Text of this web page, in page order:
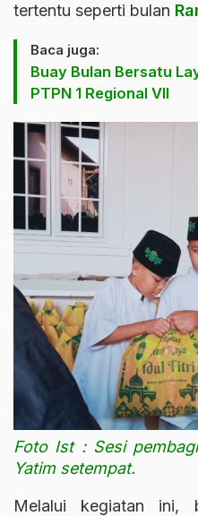
tertentu seperti bulan
Baca juga:
Buay Bulan Bersatu
PTPN 1 Regional VII
Foto Ist : Sesi
Yatim setempat.
Melalui kegiatan ini,